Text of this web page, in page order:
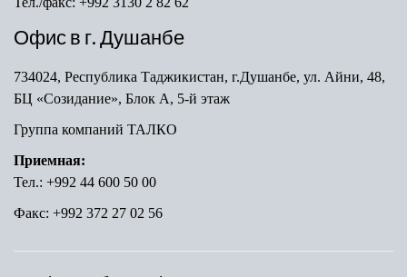
Офис в г. Душанбе
734024, Республика Таджикистан, г.Душанбе, ул. Айни, 48,
БЦ «Созидание», Блок А, 5-й этаж
Группа компаний ТАЛКО
Приемная:
Тел.: +992 44 600 50 00
Факс: +992 372 27 02 56